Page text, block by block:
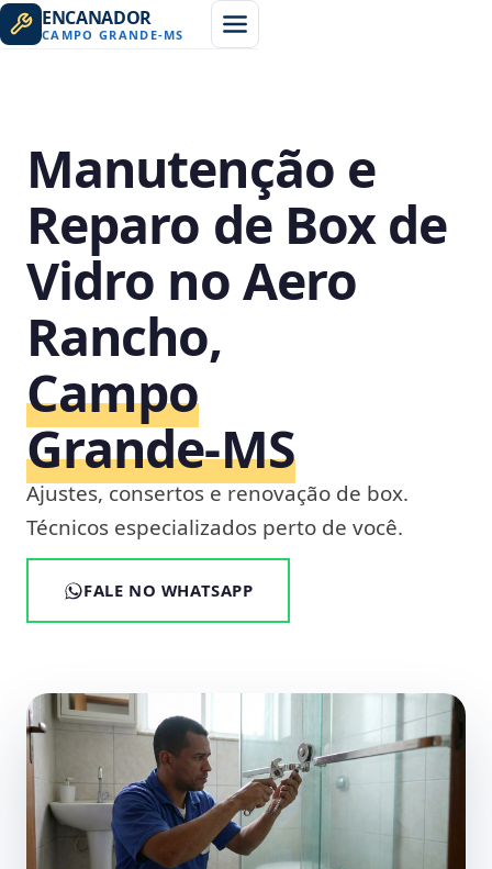
ENCANADOR
CAMPO GRANDE-MS
Manutenção e
Reparo de Box de
Vidro no Aero
Rancho,
Campo
Grande‑MS
Ajustes, consertos e renovação de box.
Técnicos especializados perto de você.
FALE NO WHATSAPP